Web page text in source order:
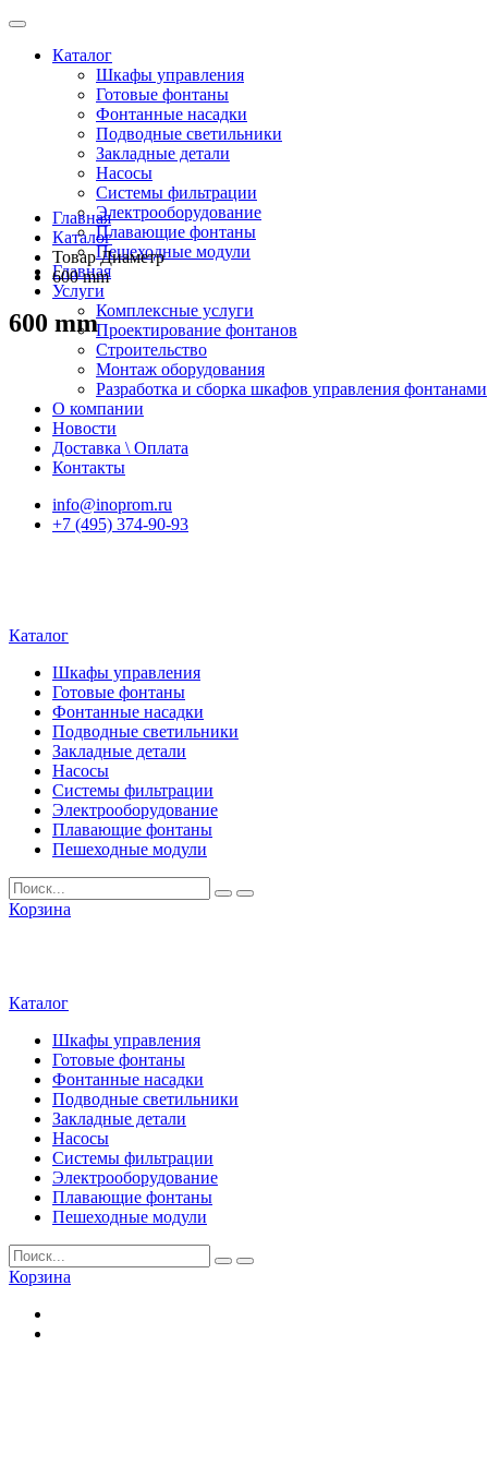
Каталог
Шкафы управления
Готовые фонтаны
Фонтанные насадки
Подводные светильники
Закладные детали
Насосы
Системы фильтрации
Электрооборудование
Плавающие фонтаны
Пешеходные модули
Главная
Услуги
Комплексные услуги
Проектирование фонтанов
Строительство
Монтаж оборудования
Разработка и сборка шкафов управления фонтанами
О компании
Новости
Доставка \ Оплата
Контакты
info@inoprom.ru
+7 (495) 374-90-93
Каталог
Шкафы управления
Готовые фонтаны
Фонтанные насадки
Подводные светильники
Закладные детали
Насосы
Системы фильтрации
Электрооборудование
Плавающие фонтаны
Пешеходные модули
Корзина
Каталог
Шкафы управления
Готовые фонтаны
Фонтанные насадки
Подводные светильники
Закладные детали
Насосы
Системы фильтрации
Электрооборудование
Плавающие фонтаны
Пешеходные модули
Корзина
Главная
Каталог
Товар Диаметр
600 mm
600 mm